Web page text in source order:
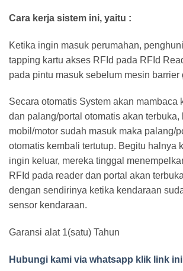
Cara kerja sistem ini, yaitu :
Ketika ingin masuk perumahan,
tapping kartu akses RFId pada RFId
pada pintu masuk sebelum mesin barrier
Secara otomatis System akan mambaca
dan palang/portal otomatis akan terbuka,
mobil/motor sudah masuk maka palang/
otomatis kembali tertutup. Begitu halnya
ingin keluar, mereka tinggal
RFId pada reader dan portal akan
dengan sendirinya ketika kendaraan
sensor kendaraan.
Garansi alat 1(satu) Tahun
Hubungi kami via whatsapp klik link ini